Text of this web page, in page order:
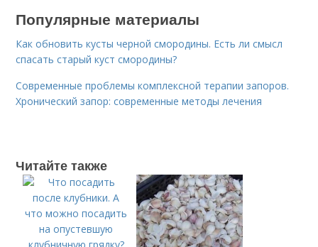
Популярные материалы
Как обновить кусты черной смородины. Есть ли смысл
спасать старый куст смородины?
Современные проблемы комплексной терапии запоров.
Хронический запор: современные методы лечения
Читайте также